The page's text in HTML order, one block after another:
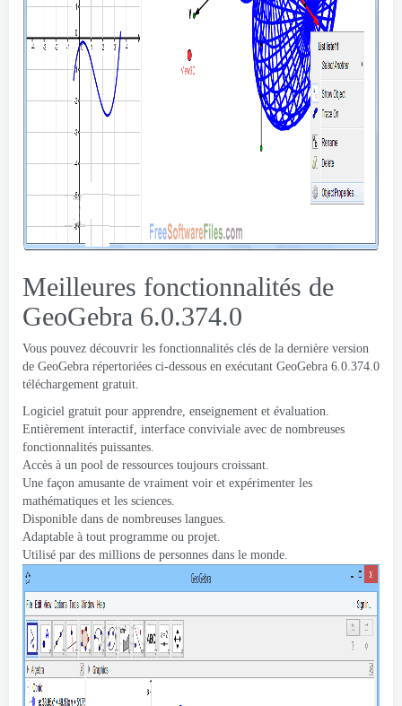
Meilleures fonctionnalités de
GeoGebra 6.0.374.0
Vous pouvez découvrir les fonctionnalités clés de la dernière version
de GeoGebra répertoriées ci-dessous en exécutant GeoGebra 6.0.374.0
téléchargement gratuit.
Logiciel gratuit pour apprendre, enseignement et évaluation.
Entièrement interactif, interface conviviale avec de nombreuses
fonctionnalités puissantes.
Accès à un pool de ressources toujours croissant.
Une façon amusante de vraiment voir et expérimenter les
mathématiques et les sciences.
Disponible dans de nombreuses langues.
Adaptable à tout programme ou projet.
Utilisé par des millions de personnes dans le monde.